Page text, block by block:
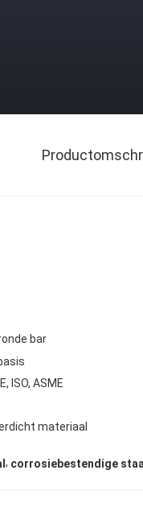
bar
ISO, ASME
materiaal
, corrosiebestendige